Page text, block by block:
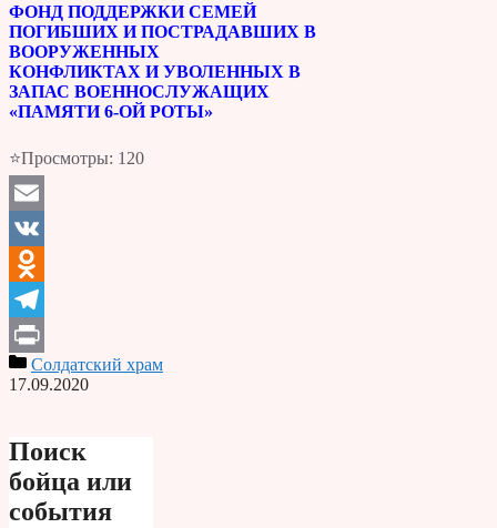
ФОНД ПОДДЕРЖКИ СЕМЕЙ
ПОГИБШИХ И ПОСТРАДАВШИХ В
ВООРУЖЕННЫХ
КОНФЛИКТАХ И УВОЛЕННЫХ В
ЗАПАС ВОЕННОСЛУЖАЩИХ
«ПАМЯТИ 6-ОЙ РОТЫ»
⭐Просмотры: 120
Email
VK
Odnoklassniki
Telegram
PrintСолдатский храм
17.09.2020
Поиск
бойца или
события